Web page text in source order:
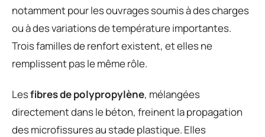
notamment pour les ouvrages soumis à des charges
ou à des variations de température importantes.
Trois familles de renfort existent, et elles ne
remplissent pas le même rôle.
Lesfibres de polypropylène, mélangées
directement dans le béton, freinent la propagation
des microfissures au stade plastique. Elles